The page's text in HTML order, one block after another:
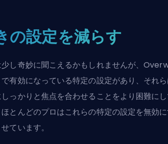
の設定を減らす
少し奇妙に聞こえるかもしれませんが、
で有効になっている特定の設定があり、それ
っかりと焦点を合わせることをより困難に
とんどのプロはこれらの特定の設定を無効
ています。